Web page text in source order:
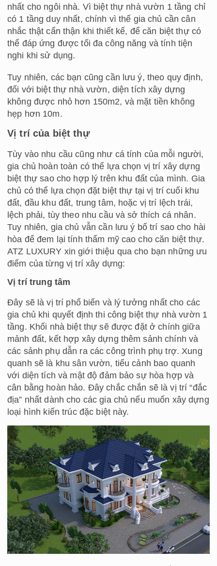
nhất cho ngôi nhà. Vì biệt thự nhà vườn 1 tầng chỉ
có 1 tầng duy nhất, chính vì thế gia chủ cần cân
nhắc thật cẩn thận khi thiết kế, để căn biệt thự có
thể đáp ứng được tối đa công năng và tính tiện
nghi khi sử dụng.
Tuy nhiên, các bạn cũng cần lưu ý, theo quy định,
đối với biệt thự nhà vườn, diện tích xây dựng
không được nhỏ hơn 150m2, và mặt tiền không
hẹp hơn 10m.
Vị trí của biệt thự
Tùy vào nhu cầu cũng như cá tính của mỗi người,
gia chủ hoàn toàn có thể lựa chọn vị trí xây dựng
biệt thự sao cho hợp lý trên khu đất của mình. Gia
chủ có thể lựa chọn đặt biệt thự tại vị trí cuối khu
đất, đầu khu đất, trung tâm, hoặc vị trí lệch trái,
lệch phải, tùy theo nhu cầu và sở thích cá nhân.
Tuy nhiên, gia chủ vẫn cần lưu ý bố trí sao cho hài
hòa để đem lại tính thẩm mỹ cao cho căn biệt thự.
ATZ LUXURY xin giới thiệu qua cho bạn những ưu
điểm của từng vị trí xây dựng:
Vị trí trung tâm
Đây sẽ là vị trí phổ biến và lý tưởng nhất cho các
gia chủ khi quyết định thi công biệt thự nhà vườn 1
tầng. Khối nhà biệt thự sẽ được đặt ở chính giữa
mảnh đất, kết hợp xây dựng thêm sảnh chính và
các sảnh phụ dẫn ra các công trình phụ trợ. Xung
quanh sẽ là khu sân vườn, tiểu cảnh bao quanh
với diện tích và mật độ đảm bảo sự hòa hợp và
cân bằng hoàn hảo. Đây chắc chắn sẽ là vị trí “đắc
địa” nhất dành cho các gia chủ nếu muốn xây dựng
loại hình kiến trúc đặc biệt này.